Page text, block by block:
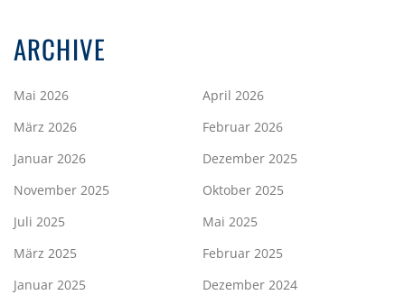
ARCHIVE
Mai 2026
April 2026
März 2026
Februar 2026
Januar 2026
Dezember 2025
November 2025
Oktober 2025
Juli 2025
Mai 2025
März 2025
Februar 2025
Januar 2025
Dezember 2024